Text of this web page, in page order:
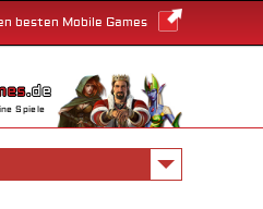
besten Mobile Games
Spiele